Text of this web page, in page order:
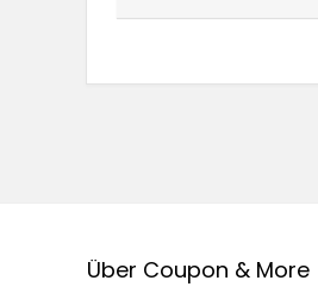
Über Coupon & More